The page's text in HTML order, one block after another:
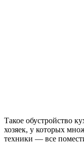
Такое обустройство
хозяек, у которых
техники — все